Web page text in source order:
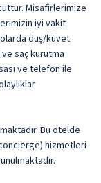
Misafirlerimize
iyi vakit
duş/küvet
saç kurutma
ve telefon ile
Bu otelde
hizmetleri